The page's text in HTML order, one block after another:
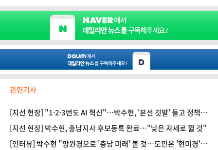
관련기사
[지선 현장] "1·2·3번도 AI 혁신"…박수현, '본선 깃발' 들고 정책
소통 '강행군'
[지선 현장] 박수현, 충남지사 후보등록 완료…"낮은 자세로 뛸 것"
[인터뷰] 박수현 "망원경으로 '충남 미래' 볼 것…도민은 '현미경'으